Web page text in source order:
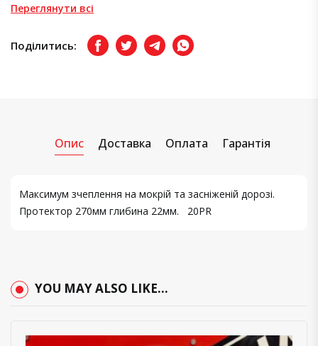
Переглянути всі
Поділитись: FacebookTwitterTelegram
Viber
Опис Доставка Оплата Гарантія
Максимум зчеплення на мокрій та засніженій дорозі.
Протектор 270мм глибина 22мм. 20PR
YOU MAY ALSO LIKE…